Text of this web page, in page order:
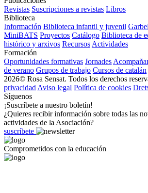
Revistas Suscripciones a revistas Libros
Biblioteca
Información Biblioteca infantil y juvenil
MiniBATS Proyectos Catálogo Biblioteca de
histórico y arxivos Recursos Actividades
Formación
Oportunidades formativas Jornades
de verano Grupos de trabajo Cursos de catalán
2026© Rosa Sensat. Todos los derechos
privacidad Aviso legal Política de cookies
Síguenos
¡Suscríbete a nuestro boletín!
¿Quieres recibir información sobre todas las
actividades de la Asociación?
suscríbete
Comprometidos con la educación